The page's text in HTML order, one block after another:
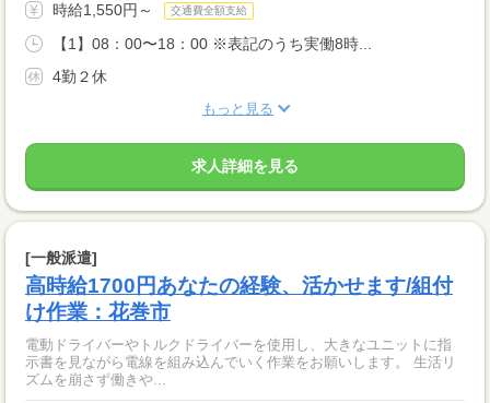
時給1,550円～ 交通費全額支給
【1】08：00〜18：00 ※表記のうち実働8時...
4勤２休
もっと見る
求人詳細を見る
[一般派遣]
高時給1700円あなたの経験、活かせます/組付
け作業：花巻市
電動ドライバーやトルクドライバーを使用し、大きなユニットに指
示書を見ながら電線を組み込んでいく作業をお願いします。 生活リ
ズムを崩さず働きや...